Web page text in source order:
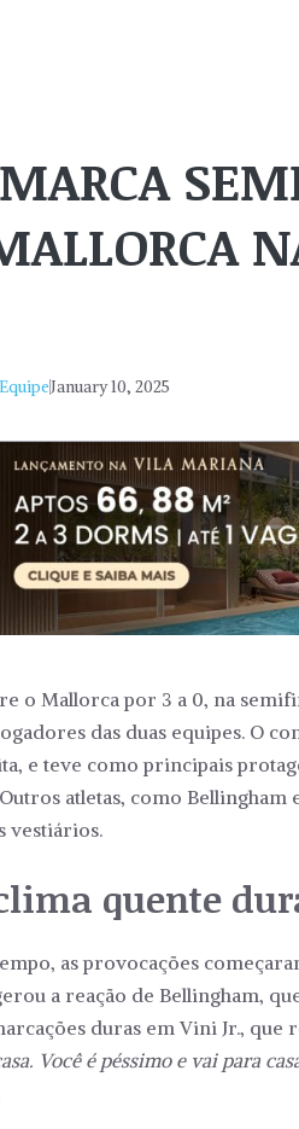
January 10, 2025
o Mallorca por 3 a 0, na
das duas equipes. O
e teve como principais
atletas, como
vestiários.
quente
as provocações
a reação de Bellingham,
duras em Vini Jr.,
Você é péssimo e vai para